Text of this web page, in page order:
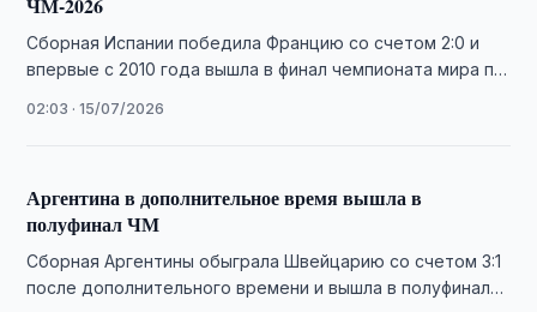
Сборная Испании победила Францию со счетом 2:0 и
впервые с 2010 года вышла в финал чемпионата мира по
02:03 · 15/07/2026
Аргентина в дополнительное время вышла в
полуфинал ЧМ
Сборная Аргентины обыграла Швейцарию со счетом 3:1
после дополнительного времени и вышла в полуфинал